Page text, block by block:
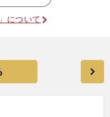
について